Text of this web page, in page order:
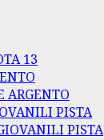
13
ARGENTO
PISTA
PISTA